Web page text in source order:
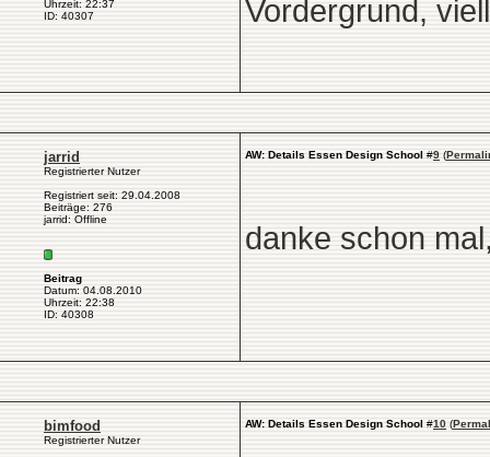
Uhrzeit: 22:37
ID: 40307
Vordergrund,
jarrid
Registrierter Nutzer
Registriert seit: 29.04.2008
Beiträge: 276
jarrid: Offline
Beitrag
Datum: 04.08.2010
Uhrzeit: 22:38
ID: 40308
AW: Details Essen Design School #9 (
danke schon
bimfood
Registrierter Nutzer
AW: Details Essen Design School #10 (